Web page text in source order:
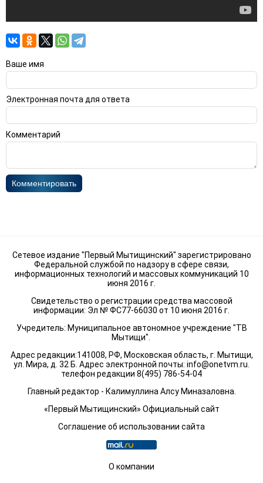
Ваше имя
Электронная почта для ответа
Комментарий
Комментировать
Сетевое издание "Первый Мытищинский" зарегистрировано
Федеральной службой по надзору в сфере связи,
информационных технологий и массовых коммуникаций 10
июня 2016 г.
Свидетельство о регистрации средства массовой
информации: Эл № ФС77-66030 от 10 июня 2016 г.
Учредитель: Муниципальное автономное учреждение "ТВ
Мытищи".
Адрес редакции:141008, РФ, Московская область, г. Мытищи,
ул. Мира, д. 32 Б. Адрес электронной почты: info@onetvm.ru
телефон редакции 8(495) 786-54-04
Главный редактор - Калимуллина Алсу Миназаловна.
«Первый Мытищинский» Официальный сайт
Соглашение об использовании сайта
О компании